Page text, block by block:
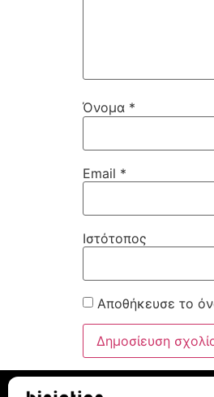
Όνομα *
Email *
Ιστότοπος
Αποθήκευσε το